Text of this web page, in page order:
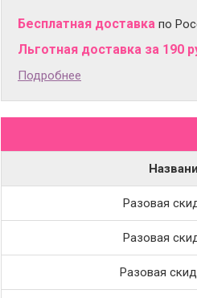
Бесплатная доставка по
Льготная доставка за 190
Подробнее
Разовая
Разовая
Разовая